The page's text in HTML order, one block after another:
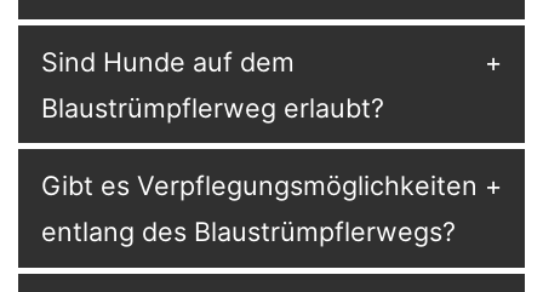
Sind Hunde auf dem
Blaustrümpflerweg erlaubt?
Gibt es Verpflegungsmöglichkeiten
entlang des Blaustrümpflerwegs?